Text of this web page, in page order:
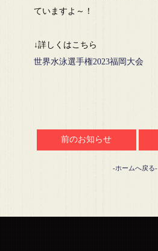
ていますよ～！
↓詳しくはこちら
世界水泳選手権2023福岡大会
前のお知らせ
-ホームへ戻る-